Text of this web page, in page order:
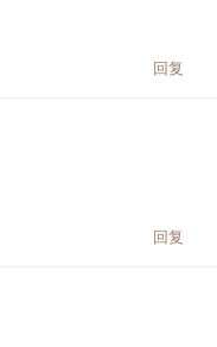
回复
回复